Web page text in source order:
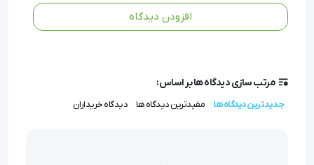
چکش‌خوار تا با شرایط آناتومیک متنوع بیماران سازگار باشد.
افزودن دیدگاه
مرتب سازی دیدگاه ها بر اساس:
جدیدترین دیدگاه ها مفیدترین دیدگاه ها دیدگاه خریداران